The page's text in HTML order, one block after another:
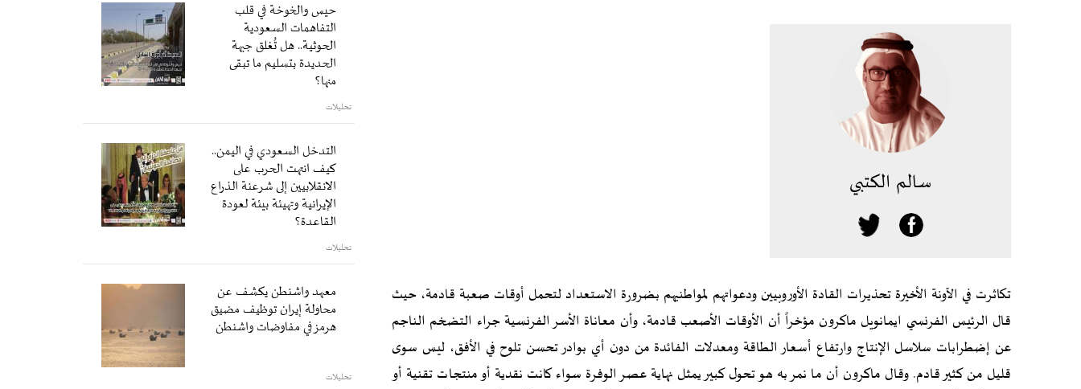
سالم الكتبي
تكاثرت في الآونة الأخيرة تحذيرات القادة الأوروبيين ودعواتهم لمواطنيهم بضرورة الاستعداد لتحمل أوقات صعبة قادمة، حيث
قال الرئيس الفرنسي ايمانويل ماكرون مؤخراً أن الأوقات الأصعب قادمة، وأن معاناة الأسر الفرنسية جراء التضخم الناجم
عن إضطرابات سلاسل الإنتاج وارتفاع أسعار الطاقة ومعدلات الفائدة من دون أي بوادر تحسن تلوح في الأفق، ليس سوى
قليل من كثير قادم. وقال ماكرون أن ما نمر به هو تحول كبير يمثل نهاية عصر الوفرة سواء كانت نقدية أو منتجات تقنية أو
حيس والخوخة في قلب
التفاهمات السعودية
الحوثية.. هل تُغلق جبهة
الحديدة بتسليم ما تبقى
منها؟
تحليلات
التدخل السعودي في اليمن..
كيف انتهت الحرب على
الانقلابيين إلى شرعنة الذراع
الإيرانية وتهيئة بيئة لعودة
القاعدة؟
تحليلات
معهد واشنطن يكشف عن
محاولة إيران توظيف مضيق
هرمز في مفاوضات واشنطن
تحليلات